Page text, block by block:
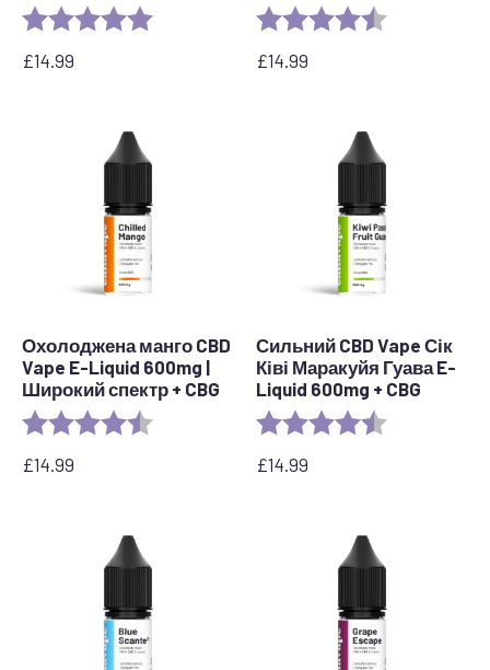
Рейтинг: 5.0 out of 5 stars
£14.99
Рейтинг:
£14.99
Охолоджена манго CBD
Vape E-Liquid 600mg |
Широкий спектр + CBG
Рейтинг:
£14.99
Сильний CBD Vape Сік
Ківі Маракуйя Гуава E-
Liquid 600mg + CBG
Рейтинг:
£14.99